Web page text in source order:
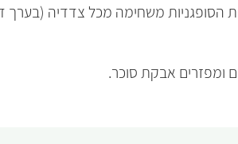
הסופגניות משחימה מכל צדדיה (בערך
ומפזרים אבקת סוכר.